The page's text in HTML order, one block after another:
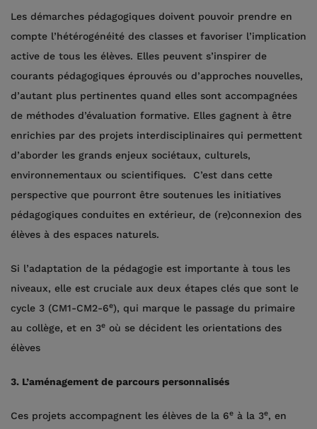
Les démarches pédagogiques doivent pouvoir prendre en
compte l’hétérogénéité des classes et favoriser l’implication
active de tous les élèves. Elles peuvent s’inspirer de
courants pédagogiques éprouvés ou d’approches nouvelles,
d’autant plus pertinentes quand elles sont accompagnées
de méthodes d’évaluation formative. Elles gagnent à être
enrichies par des projets interdisciplinaires qui permettent
d’aborder les grands enjeux sociétaux, culturels,
environnementaux ou scientifiques. C’est dans cette
perspective que pourront être soutenues les initiatives
pédagogiques conduites en extérieur, de (re)connexion des
élèves à des espaces naturels.
Si l’adaptation de la pédagogie est importante à tous les
niveaux, elle est cruciale aux deux étapes clés que sont le
cycle 3 (CM1-CM2-6e), qui marque le passage du primaire
au collège, et en 3e où se décident les orientations des
élèves
3. L’aménagement de parcours personnalisés
Ces projets accompagnent les élèves de la 6e à la 3e, en